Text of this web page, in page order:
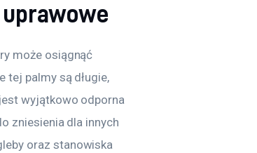
może osiągnąć
tej palmy są długie,
wyjątkowo odporna
zniesienia dla innych
oraz stanowiska